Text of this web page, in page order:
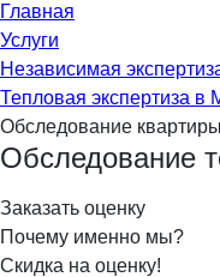
Главная
Услуги
Независимая
Тепловая экспертиза в
Обследование
Обследование
Заказать оценку
Почему именно мы?
Скидка на оценку!